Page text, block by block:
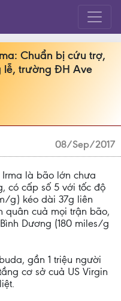
Chuẩn bị cứu trợ,
lễ, trường ĐH Ave
08/Sep/2017
là bão lớn chưa
có cấp số 5 với tốc độ
g) kéo dài 37g liên
cuả mọi trận bão,
Dương (180 miles/g
gần 1 triệu người
cơ sở cuả US Virgin